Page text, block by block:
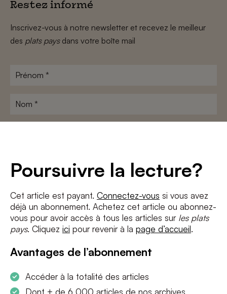
Poursuivre la lecture?
Cet article est payant. Connectez-vous si vous avez
déjà un abonnement. Achetez cet article ou abonnez-
vous pour avoir accès à tous les articles sur les plats
pays. Cliquez ici pour revenir à la page d’accueil.
Avantages de l’abonnement
Accéder à la totalité des articles
Dont + de 6 000 articles de nos archives
Restez informé
Inscrivez-vous à notre newsletter et recevez le meilleur
des plats paysdans votre boîte mail
Prénom
Nom
J'accepte les termes et conditions etla politique de confidentialité
S'INSCRIRE